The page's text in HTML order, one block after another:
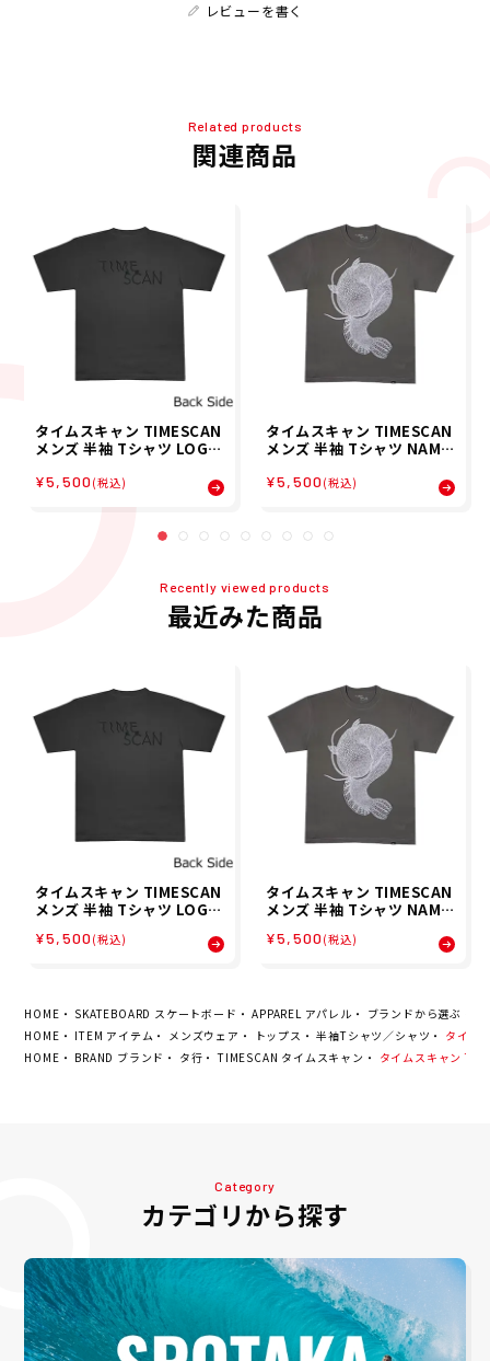
レビューを書く
Related products
関連商品
タイムスキャン TIMESCAN
メンズ 半袖 Tシャツ LOGO
¥5,500 (税込)
タイムスキャン TIMESCAN
メンズ 半袖 Tシャツ NAMA
5 26SP
¥5,500 (税込)
Recently viewed products
最近みた商品
タイムスキャン TIMESCAN
メンズ 半袖 Tシャツ LOGO
¥5,500 (税込)
タイムスキャン TIMESCAN
メンズ 半袖 Tシャツ NAMA
5 26SP
¥5,500 (税込)
HOME SKATEBOARD スケートボード APPAREL アパレル ブランドから選ぶ
HOME
ITEM アイテム メンズウェア トップス 半袖Tシャツ／シャツ
タイム
HOME
BRAND ブランド タ行 TIMESCAN タイムスキャン タイムスキャン
Category
カテゴリから探す